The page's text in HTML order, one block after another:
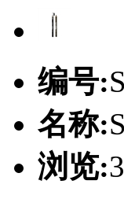
编号:
名称:
浏览: